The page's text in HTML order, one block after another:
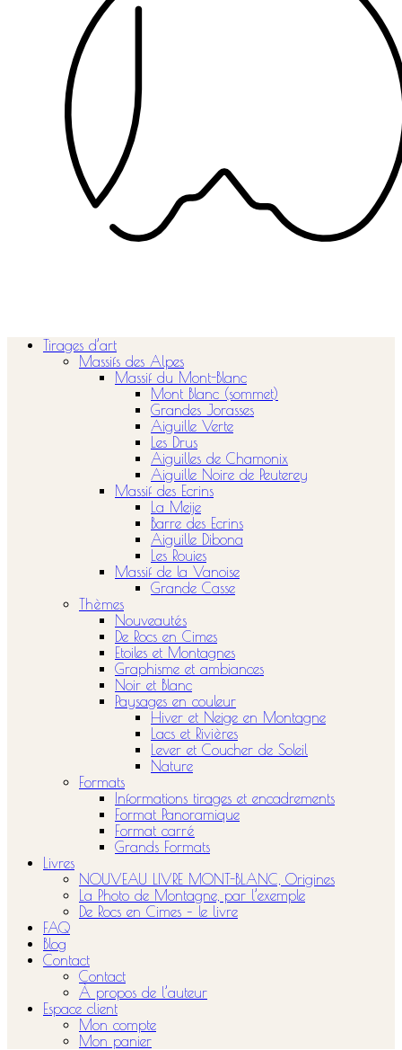
Tirages d’art
Massifs des Alpes
Massif du Mont-Blanc
Mont Blanc (sommet)
Grandes Jorasses
Aiguille Verte
Les Drus
Aiguilles de Chamonix
Aiguille Noire de Peuterey
Massif des Ecrins
La Meije
Barre des Ecrins
Aiguille Dibona
Les Rouies
Massif de la Vanoise
Grande Casse
Thèmes
Nouveautés
De Rocs en Cimes
Etoiles et Montagnes
Graphisme et ambiances
Noir et Blanc
Paysages en couleur
Hiver et Neige en Montagne
Lacs et Rivières
Lever et Coucher de Soleil
Nature
Formats
Informations tirages et encadrements
Format Panoramique
Format carré
Grands Formats
Livres
NOUVEAU LIVRE MONT-BLANC, Origines
La Photo de Montagne, par l’exemple
De Rocs en Cimes – le livre
FAQ
Blog
Contact
Contact
À propos de l’auteur
Espace client
Mon compte
Mon panier